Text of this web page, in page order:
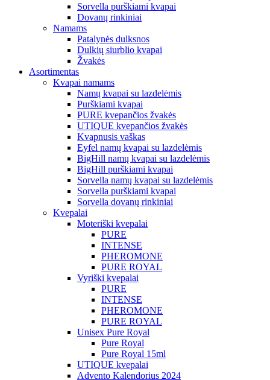
Sorvella purškiami kvapai
Dovanų rinkiniai
Namams
Patalynės dulksnos
Dulkių siurblio kvapai
Žvakės
Asortimentas
Kvapai namams
Namų kvapai su lazdelėmis
Purškiami kvapai
PURE kvepančios žvakės
UTIQUE kvepančios žvakės
Kvapnusis vaškas
Eyfel namų kvapai su lazdelėmis
BigHill namų kvapai su lazdelėmis
BigHill purškiami kvapai
Sorvella namų kvapai su lazdelėmis
Sorvella purškiami kvapai
Sorvella dovanų rinkiniai
Kvepalai
Moteriški kvepalai
PURE
INTENSE
PHEROMONE
PURE ROYAL
Vyriški kvepalai
PURE
INTENSE
PHEROMONE
PURE ROYAL
Unisex Pure Royal
Pure Royal
Pure Royal 15ml
UTIQUE kvepalai
Advento Kalendorius 2024